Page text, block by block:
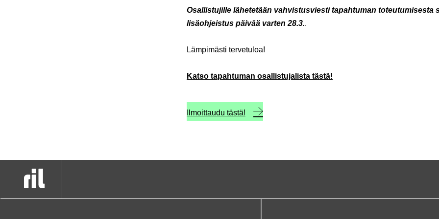
Osallistujille lähetetään vahvistusviesti tapahtuman toteutumisesta
lisäohjeistus päivää varten 28.3..
Lämpimästi tervetuloa!
Katso tapahtuman osallistujalista tästä!
Ilmoittaudu tästä!